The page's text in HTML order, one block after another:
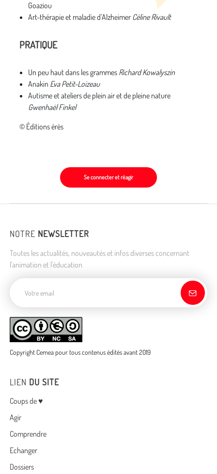
Goaziou
Art-thérapie et maladie d’Alzheimer Céline Rivault
PRATIQUE
Un peu haut dans les grammes Richard Kowalyszin
Anakin Eva Petit-Loizeau
Autisme et ateliers de plein air et de pleine nature
Gwenhaël Finkel
© Éditions érès
Se connecter et réagir
NOTRE NEWSLETTER
Toutes les actualités, nouveautés et infos diverses concernant
l'animation et l'éducation
Copyright Cemea pour tous contenus édités avant 2019
LIEN DU SITE
Menu
Coups de ♥
Agir
Comprendre
Echanger
Dossiers